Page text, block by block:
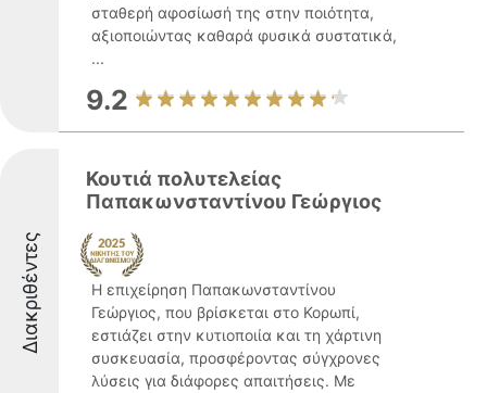
σταθερή αφοσίωσή της στην ποιότητα,
αξιοποιώντας καθαρά φυσικά συστατικά,
...
9.2
Διακριθέντες
Κουτιά πολυτελείας
Παπακωνσταντίνου Γεώργιος
Η επιχείρηση Παπακωνσταντίνου
Γεώργιος, που βρίσκεται στο Κορωπί,
εστιάζει στην κυτιοποιία και τη χάρτινη
συσκευασία, προσφέροντας σύγχρονες
λύσεις για διάφορες απαιτήσεις. Με